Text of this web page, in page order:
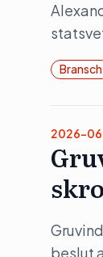
Bransch
2026-
beslut